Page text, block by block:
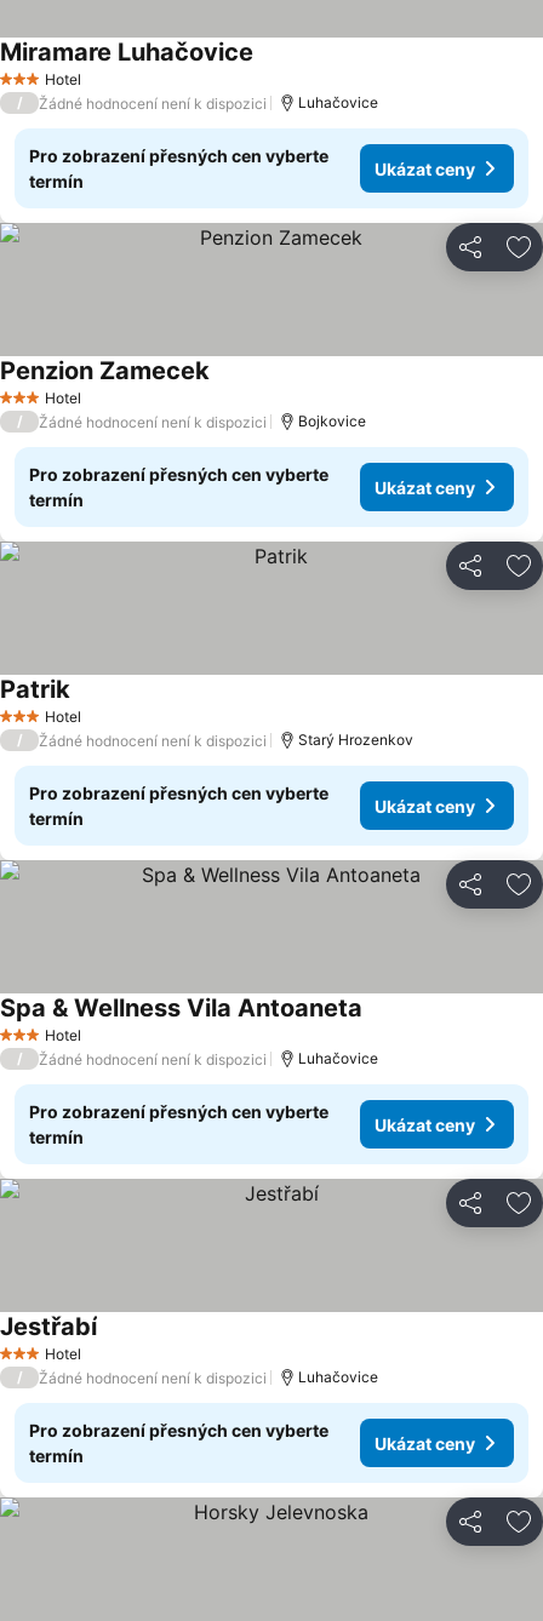
3 Počet hvězdiček
Hotel
Miramare Luhačovice
/ Žádné hodnocení není k dispozici Luhačovice
Pro zobrazení přesných cen vyberte
termín
Ukázat ceny
Sdílet
3 Počet hvězdiček
Hotel
Penzion Zamecek
/ Žádné hodnocení není k dispozici Bojkovice
Pro zobrazení přesných cen vyberte
termín
Ukázat ceny
Sdílet
3 Počet hvězdiček
Hotel
Patrik
/ Žádné hodnocení není k dispozici Starý Hrozenkov
Pro zobrazení přesných cen vyberte
termín
Ukázat ceny
Sdílet
3 Počet hvězdiček
Hotel
Spa & Wellness Vila Antoaneta
/ Žádné hodnocení není k dispozici Luhačovice
Pro zobrazení přesných cen vyberte
termín
Ukázat ceny
Sdílet
3 Počet hvězdiček
Hotel
Jestřabí
/ Žádné hodnocení není k dispozici Luhačovice
Pro zobrazení přesných cen vyberte
termín
Ukázat ceny
Sdílet